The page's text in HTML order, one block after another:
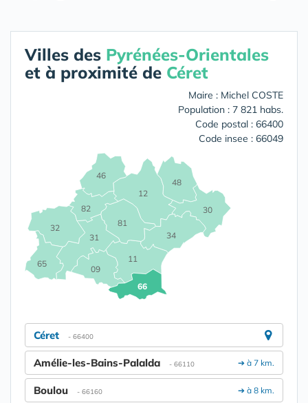
Villes des Pyrénées-Orientales
et à proximité de Céret
Maire : Michel COSTE
Population : 7 821 habs.
Code postal : 66400
Code insee : 66049
09
11
12
30
31
32
34
46
48
65
66
81
82
Céret - 66400
➔ à 7 km.
Amélie-les-Bains-Palalda - 66110
➔ à 8 km.
Boulou - 66160